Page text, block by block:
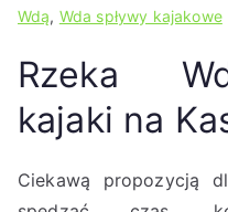
Wdą, Wda spływy kajakowe
Rzeka
kajaki na
Ciekawą propozycją